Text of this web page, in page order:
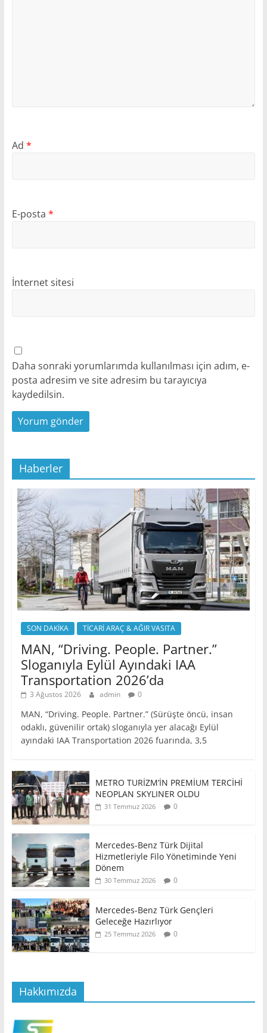
Ad *
E-posta *
İnternet sitesi
Daha sonraki yorumlarımda kullanılması için adım, e-
posta adresim ve site adresim bu tarayıcıya
kaydedilsin.
Haberler
SON DAKİKA TİCARİ ARAÇ & AĞIR VASITA
MAN, “Driving. People. Partner.”
Sloganıyla Eylül Ayındaki IAA
Transportation 2026’da
3 Ağustos 2026 admin 0
MAN, “Driving. People. Partner.” (Sürüşte öncü, insan
odaklı, güvenilir ortak) sloganıyla yer alacağı Eylül
ayındaki IAA Transportation 2026 fuarında, 3,5
METRO TURİZM’İN PREMİUM TERCİHİ
NEOPLAN SKYLINER OLDU
31 Temmuz 2026 0
Mercedes-Benz Türk Dijital
Hizmetleriyle Filo Yönetiminde Yeni
Dönem
30 Temmuz 2026 0
Mercedes-Benz Türk Gençleri
Geleceğe Hazırlıyor
25 Temmuz 2026 0
Hakkımızda